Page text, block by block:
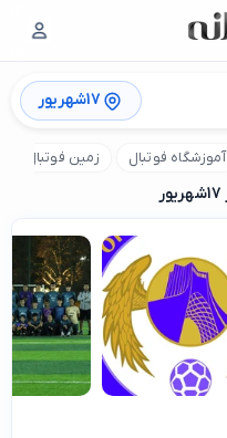
17شهریور
آموزشگاه فوتبال زمین فوتبال